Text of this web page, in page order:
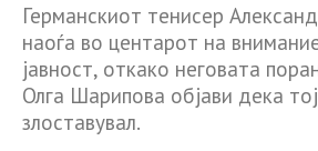
Германскиот тенисер
наоѓа во центарот на
јавност, откако неговата
Олга Шарипова објави дека
злоставувал.